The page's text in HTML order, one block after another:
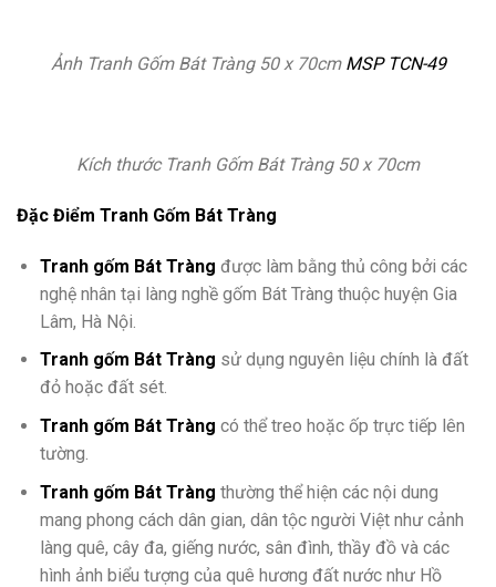
Ảnh Tranh Gốm Bát Tràng 50 x 70cm MSP TCN-49
Kích thước Tranh Gốm Bát Tràng 50 x 70cm
Đặc Điểm Tranh Gốm Bát Tràng
Tranh gốm Bát Tràng được làm bằng thủ công bởi các
nghệ nhân tại làng nghề gốm Bát Tràng thuộc huyện Gia
Lâm, Hà Nội.
Tranh gốm Bát Tràng sử dụng nguyên liệu chính là đất
đỏ hoặc đất sét.
Tranh gốm Bát Tràng có thể treo hoặc ốp trực tiếp lên
tường.
Tranh gốm Bát Tràng thường thể hiện các nội dung
mang phong cách dân gian, dân tộc người Việt như cảnh
làng quê, cây đa, giếng nước, sân đình, thầy đồ và các
hình ảnh biểu tượng của quê hương đất nước như Hồ